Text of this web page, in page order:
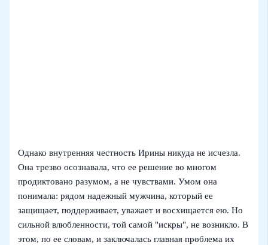
Однако внутренняя честность Ирины никуда не исчезла.
Она трезво осознавала, что ее решение во многом
продиктовано разумом, а не чувствами. Умом она
понимала: рядом надежный мужчина, который ее
защищает, поддерживает, уважает и восхищается ею. Но
сильной влюбленности, той самой "искры", не возникло. В
этом, по ее словам, и заключалась главная проблема их